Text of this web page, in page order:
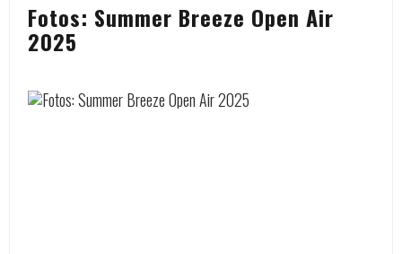
Fotos: Summer Breeze Open Air
2025